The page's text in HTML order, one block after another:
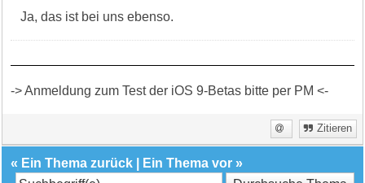
Ja, das ist bei uns ebenso.
-> Anmeldung zum Test der iOS 9-Betas bitte per PM <-
Zitieren
« Ein Thema zurück Ein Thema vor »